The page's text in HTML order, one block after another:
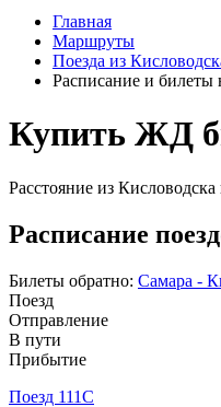
Главная
Маршруты
Поезда из
Расписание и билеты
Купить ЖД
Расстояние из
Расписание
Билеты обратно: Самара -
Поезд
Отправление
В пути
Прибытие
Поезд 111С